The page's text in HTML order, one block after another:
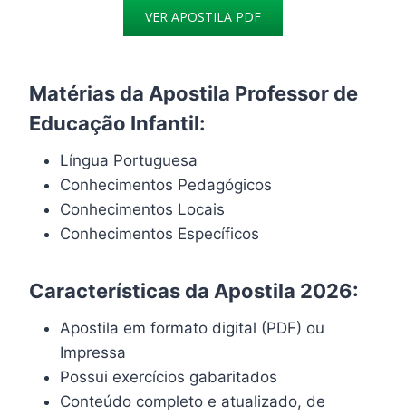
VER APOSTILA PDF
Matérias da Apostila Professor de
Educação Infantil:
Língua Portuguesa
Conhecimentos Pedagógicos
Conhecimentos Locais
Conhecimentos Específicos
Características da Apostila 2026:
Apostila em formato digital (PDF) ou
Impressa
Possui exercícios gabaritados
Conteúdo completo e atualizado, de